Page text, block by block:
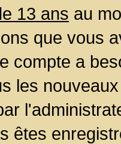
13 ans au
que vous
compte a
les
êtes